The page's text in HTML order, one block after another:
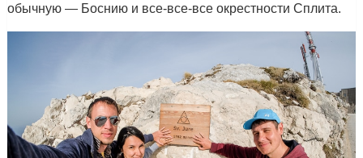
обычную — Боснию и все-все-все окрестности Сплита.